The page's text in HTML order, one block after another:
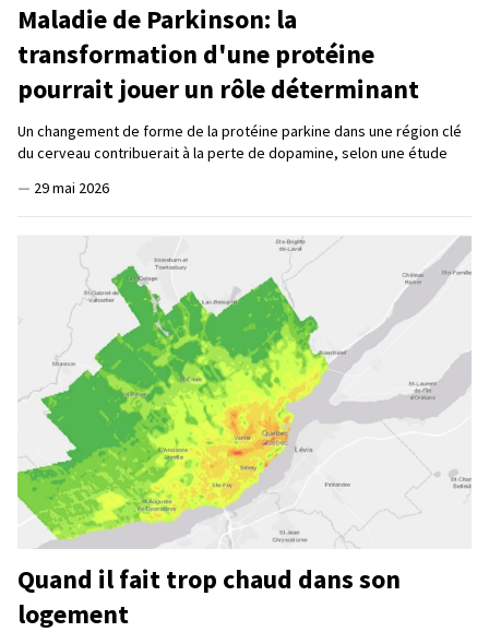
Maladie de Parkinson: la
transformation d'une protéine
pourrait jouer un rôle déterminant
Un changement de forme de la protéine parkine dans une région clé
du cerveau contribuerait à la perte de dopamine, selon une étude
— 29 mai 2026
Quand il fait trop chaud dans son
logement